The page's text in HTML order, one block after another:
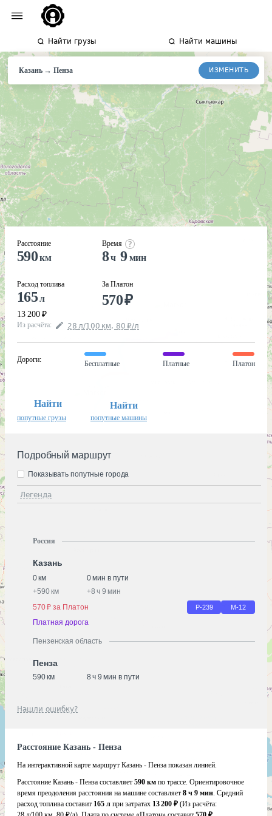
Найти грузы Найти машины
Казань→Пенза ИЗМЕНИТЬ
Расстояние
590км
Расход топлива
165л
13 200 ₽
Время
8ч 9мин
За Платон
570₽
Из расчёта: 28 л/100 км, 80 ₽/л
Дороги:
Бесплатные Платные Платон
Найти
попутные грузы
Найти
попутные машины
Подробный маршрут
Легенда
Показывать попутные города
Россия
Казань
0 км
0 мин в пути
+590 км +8 ч 9 мин
570 ₽ за Платон
Р-239 М-12
Платная дорога
Пензенская область
Пенза
590 км 8 ч 9 мин в пути
Нашли ошибку?
Расстояние Казань - Пенза
На интерактивной карте маршрут Казань - Пенза показан линией.
Расстояние Казань - Пенза составляет 590 км по трассе. Ориентировочное
время преодоления расстояния на машине составляет 8 ч 9 мин. Средний
расход топлива составит 165 л при затратах 13 200 ₽ (Из расчёта: